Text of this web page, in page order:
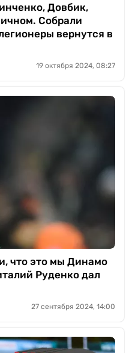
Довбик,
Собрали
вернутся в
19 октября 2024, 08:27
что это мы Динамо
Руденко дал
27 сентября 2024, 14:00